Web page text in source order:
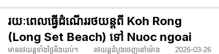
រយៈពេលធ្វើដំណើររថយន្តពី Koh Rong
(Long Set Beach) ទៅ Nuoc ngoai
មានរថយន្តទាំងថ្ងៃនិងយប់។ រថយន្តដំបូងចេញនៅម៉ោង 2026-03-26